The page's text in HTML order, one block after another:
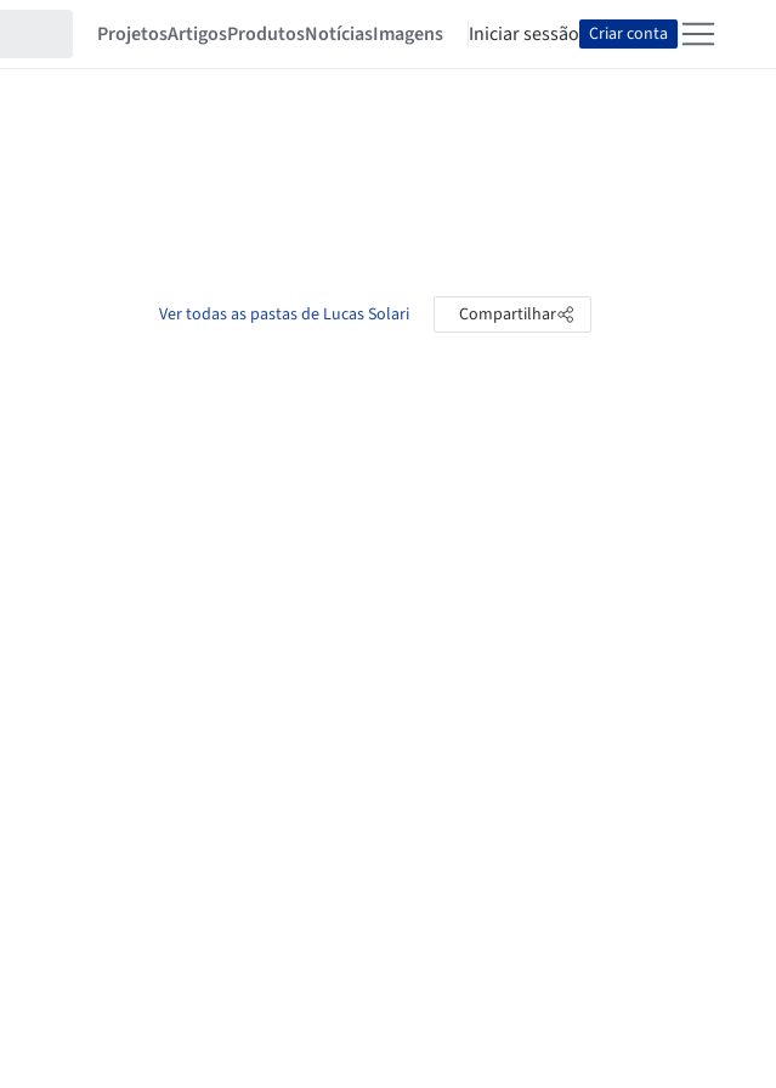
ProjetosArtigosProdutosNotíciasImagens Iniciar sessão Criar conta
Ver todas as pastas de Lucas Solari Compartilhar